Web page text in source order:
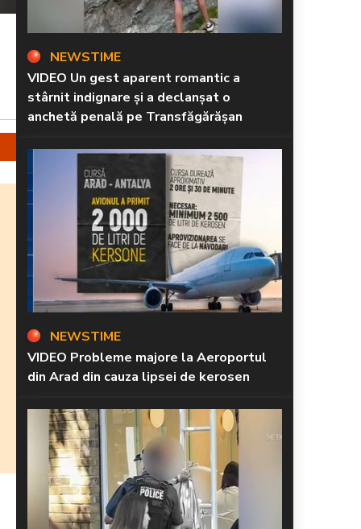
NEWSTIME
VIDEO Un gest aparent romantic a
stârnit indignare și a declanșat o
anchetă penală pe Transfăgărășan
NEWSTIME
VIDEO Probleme majore la Aeroportul
din Arad din cauza lipsei de kerosen